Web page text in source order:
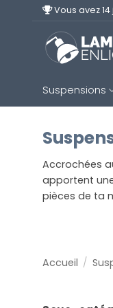
Vous avez
Suspensions
Accrochées
apportent
pièces de ta
Accueil /